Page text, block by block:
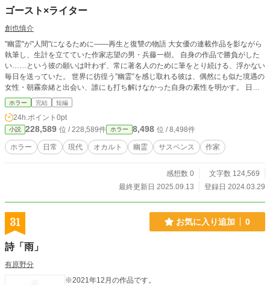
ゴースト×ライター
創也慎介
"幽霊"が"人間"になるために――再生と復讐の物語 大女優の連載作品を影ながら
執筆し、生計を立てていた作家志望の男・兵藤一樹。 自身の作品で勝負がした
い……という彼の願いは叶わず、常に著名人のために筆をとり続ける、浮かない
毎日を送っていた。 世界に彷徨う”幽霊”を感じ取れる彼は、偶然にも似た境遇の
女性・朝霧奈緒と出会い、誰にも打ち解けなかった自身の素性を明かす。 日陰
を歩く”幽霊”としての自分を脱却すべく、一樹は作家としての戦いを挑むことを
決める。
ホラー 完結 短編
24h.ポイント 0pt
小説 228,589 位 / 228,589件 ホラー 8,498 位 / 8,498件
ホラー 日常 現代 オカルト 幽霊 サスペンス 作家
感想数 0
文字数 124,569
最終更新日 2025.09.13
登録日 2024.03.29
31 お気に入り追加 0
詩「雨」
有原野分
※2021年12月の作品です。